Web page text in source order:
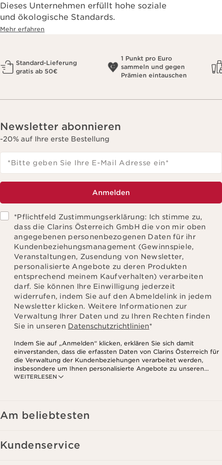
Dieses Unternehmen erfüllt hohe soziale
und ökologische Standards.
Mehr erfahren
Standard-Lieferung
gratis ab 50€
1 Punkt pro Euro
sammeln und gegen
Prämien eintauschen
Newsletter abonnieren
-20% auf Ihre erste Bestellung
*Bitte geben Sie Ihre E-Mail Adresse ein*
Anmelden
*Pflichtfeld Zustimmungserklärung: Ich stimme zu,
dass die Clarins Österreich GmbH die von mir oben
angegebenen personenbezogenen Daten für ihr
Kundenbeziehungsmanagement (Gewinnspiele,
Veranstaltungen, Zusendung von Newsletter,
personalisierte Angebote zu deren Produkten
entsprechend meinem Kaufverhalten) verarbeiten
darf. Sie können Ihre Einwilligung jederzeit
widerrufen, indem Sie auf den Abmeldelink in jedem
Newsletter klicken. Weitere Informationen zur
Verwaltung Ihrer Daten und zu Ihren Rechten finden
Sie in unseren Datenschutzrichtlinien*
WEITERLESEN
Indem Sie auf „Anmelden“ klicken, erklären Sie sich damit
einverstanden, dass die erfassten Daten von Clarins Österreich für
die Verwaltung der Kundenbeziehungen verarbeitet werden,
insbesondere um Ihnen personalisierte Angebote zu unseren
Produkten und Dienstleistungen entsprechend Ihrem
Am beliebtesten
Kundenservice